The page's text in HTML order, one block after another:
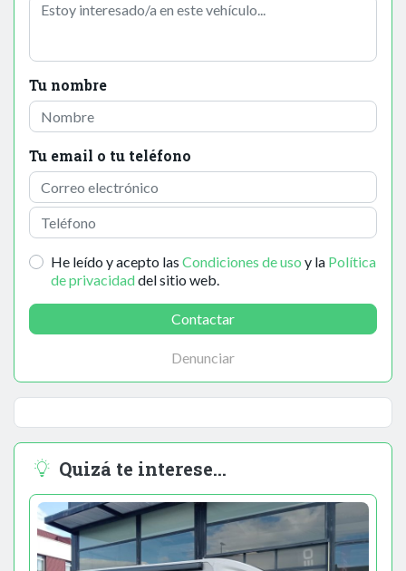
Tu nombre
Tu email o tu teléfono
He leído y acepto las Condiciones de uso y la Política
de privacidaddel sitio web.
Contactar
Denunciar
Quizá te interese...